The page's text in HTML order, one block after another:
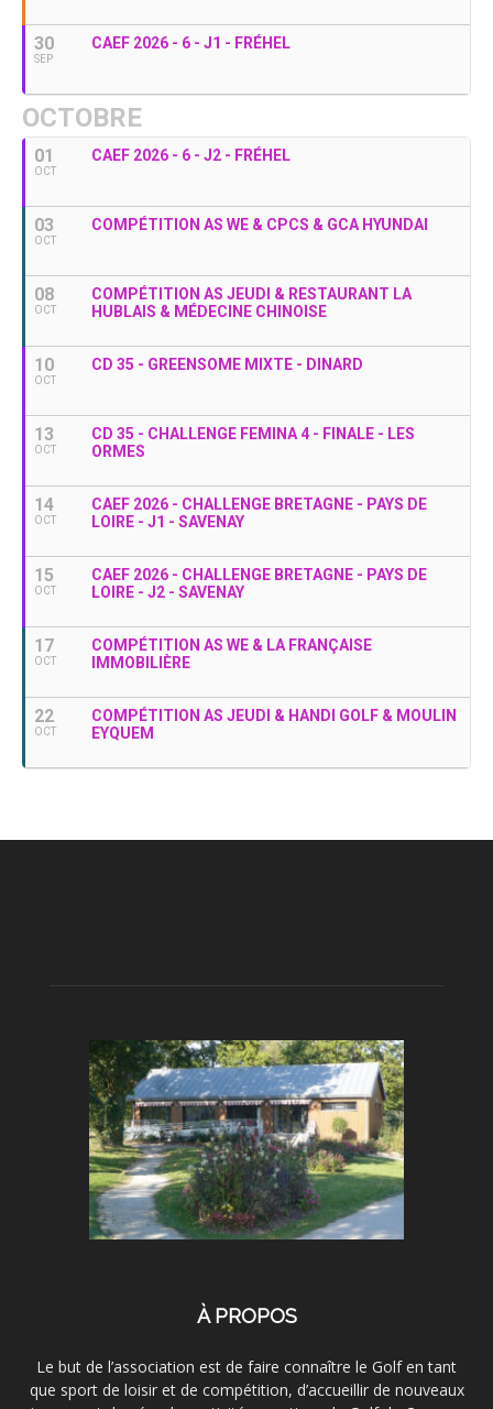
30
SEP
CAEF 2026 - 6 - J1 - FRÉHEL
OCTOBRE
01
OCT
CAEF 2026 - 6 - J2 - FRÉHEL
03
OCT
COMPÉTITION AS WE & CPCS & GCA HYUNDAI
08
OCT
COMPÉTITION AS JEUDI & RESTAURANT LA
HUBLAIS & MÉDECINE CHINOISE
10
OCT
CD 35 - GREENSOME MIXTE - DINARD
13
OCT
CD 35 - CHALLENGE FEMINA 4 - FINALE - LES
ORMES
14
OCT
CAEF 2026 - CHALLENGE BRETAGNE - PAYS DE
LOIRE - J1 - SAVENAY
15
OCT
CAEF 2026 - CHALLENGE BRETAGNE - PAYS DE
LOIRE - J2 - SAVENAY
17
OCT
COMPÉTITION AS WE & LA FRANÇAISE
IMMOBILIÈRE
22
OCT
COMPÉTITION AS JEUDI & HANDI GOLF & MOULIN
EYQUEM
À PROPOS
Le but de l’association est de faire connaître le Golf en tant
que sport de loisir et de compétition, d’accueillir de nouveaux